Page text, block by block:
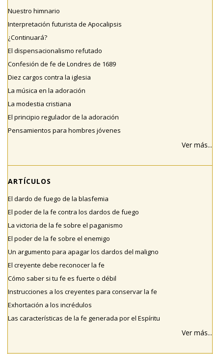
Nuestro himnario
Interpretación futurista de Apocalipsis
¿Continuará?
El dispensacionalismo refutado
Confesión de fe de Londres de 1689
Diez cargos contra la iglesia
La música en la adoración
La modestia cristiana
El principio regulador de la adoración
Pensamientos para hombres jóvenes
Ver más...
ARTÍCULOS
El dardo de fuego de la blasfemia
El poder de la fe contra los dardos de fuego
La victoria de la fe sobre el paganismo
El poder de la fe sobre el enemigo
Un argumento para apagar los dardos del maligno
El creyente debe reconocer la fe
Cómo saber si tu fe es fuerte o débil
Instrucciones a los creyentes para conservar la fe
Exhortación a los incrédulos
Las características de la fe generada por el Espíritu
Ver más...